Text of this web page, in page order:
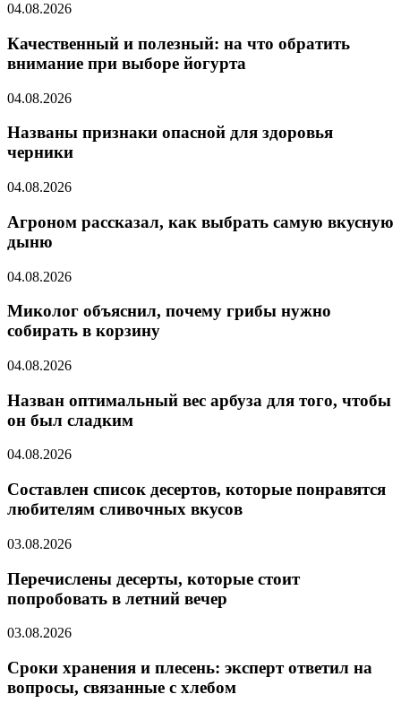
04.08.2026
Качественный и полезный: на что обратить
внимание при выборе йогурта
04.08.2026
Названы признаки опасной для здоровья
черники
04.08.2026
Агроном рассказал, как выбрать самую вкусную
дыню
04.08.2026
Миколог объяснил, почему грибы нужно
собирать в корзину
04.08.2026
Назван оптимальный вес арбуза для того, чтобы
он был сладким
04.08.2026
Составлен список десертов, которые понравятся
любителям сливочных вкусов
03.08.2026
Перечислены десерты, которые стоит
попробовать в летний вечер
03.08.2026
Сроки хранения и плесень: эксперт ответил на
вопросы, связанные с хлебом